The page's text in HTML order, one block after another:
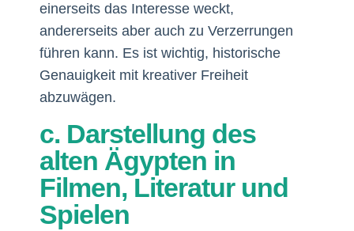
einerseits das Interesse weckt,
andererseits aber auch zu Verzerrungen
führen kann. Es ist wichtig, historische
Genauigkeit mit kreativer Freiheit
abzuwägen.
c. Darstellung des
alten Ägypten in
Filmen, Literatur und
Spielen